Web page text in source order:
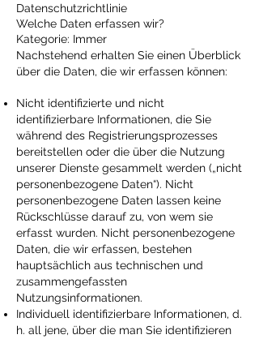
Datenschutzrichtlinie
Welche Daten erfassen wir?
Kategorie: Immer
Nachstehend erhalten Sie einen Überblick
über die Daten, die wir erfassen können:
Nicht identifizierte und nicht
identifizierbare Informationen, die Sie
während des Registrierungsprozesses
bereitstellen oder die über die Nutzung
unserer Dienste gesammelt werden („nicht
personenbezogene Daten“). Nicht
personenbezogene Daten lassen keine
Rückschlüsse darauf zu, von wem sie
erfasst wurden. Nicht personenbezogene
Daten, die wir erfassen, bestehen
hauptsächlich aus technischen und
zusammengefassten
Nutzungsinformationen.
Individuell identifizierbare Informationen, d.
h. all jene, über die man Sie identifizieren